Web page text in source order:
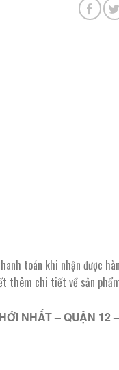
toán khi nhận được
thêm chi tiết về sản
NHẤT – QUẬN 12